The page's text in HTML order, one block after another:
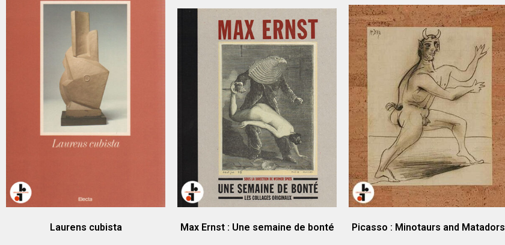
Laurens cubista Max Ernst : Une semaine de bonté Picasso : Minotaurs and Matadors